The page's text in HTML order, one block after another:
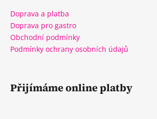
Doprava a platba
Doprava pro gastro
Obchodní podmínky
Podmínky ochrany osobních údajů
Přijímáme online platby